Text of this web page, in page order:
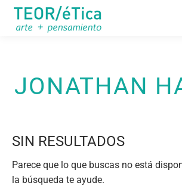
JONATHAN
SIN RESULTADOS
Parece que lo que buscas no está
la búsqueda te ayude.